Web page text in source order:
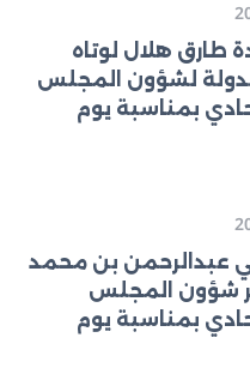
طارق هلال لوتاه
لشؤون المجلس
بمناسبة يوم
عبدالرحمن بن محمد
شؤون المجلس
بمناسبة يوم